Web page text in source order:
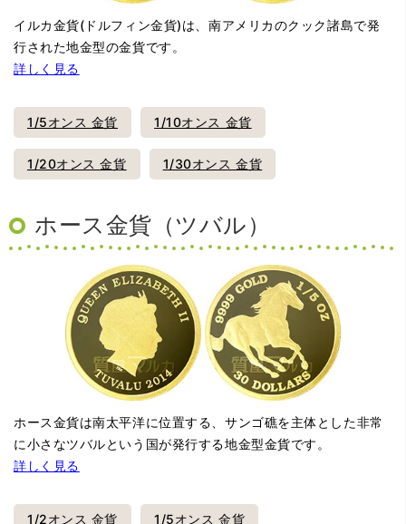
イルカ金貨(ドルフィン金貨)は、南アメリカのクック諸島で発
行された地金型の金貨です。
詳しく見る
1/5オンス 金貨 1/10オンス 金貨
1/20オンス 金貨 1/30オンス 金貨
ホース金貨（ツバル）
ホース金貨は南太平洋に位置する、サンゴ礁を主体とした非常
に小さなツバルという国が発行する地金型金貨です。
詳しく見る
1/2オンス 金貨 1/5オンス 金貨